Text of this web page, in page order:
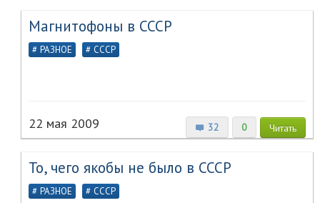
Магнитофоны в СССР
РАЗНОЕ СССР
32 0 Читать
22 мая 2009
То, чего якобы не было в СССР
РАЗНОЕ СССР